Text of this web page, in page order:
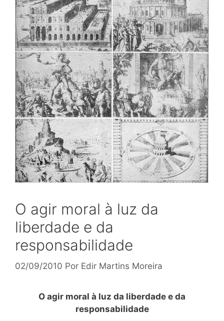
O agir moral à luz da
liberdade e da
responsabilidade
02/09/2010 Por Edir Martins Moreira
O agir moral à luz da liberdade e da
responsabilidade